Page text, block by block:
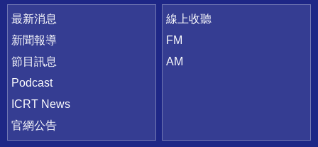
最新消息
新聞報導
節目訊息
Podcast
ICRT News
官網公告
線上收聽
FM
AM